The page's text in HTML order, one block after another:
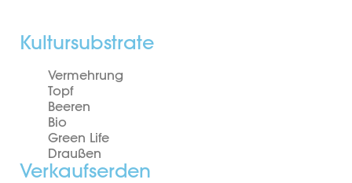
Kultursubstrate
Vermehrung
Topf
Beeren
Bio
Green Life
Draußen
Verkaufserden